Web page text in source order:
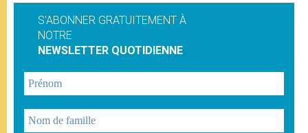
S'ABONNER GRATUITEMENT À
NOTRE
NEWSLETTER QUOTIDIENNE